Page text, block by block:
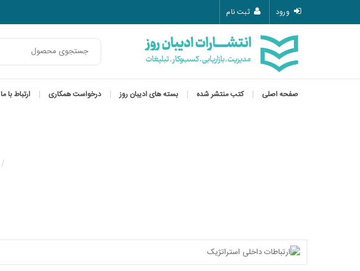
ورود ثبت نام
صفحه اصلی کتب منتشر شده بسته های ادیبان روز درخواست همکاری ارتباط با ما